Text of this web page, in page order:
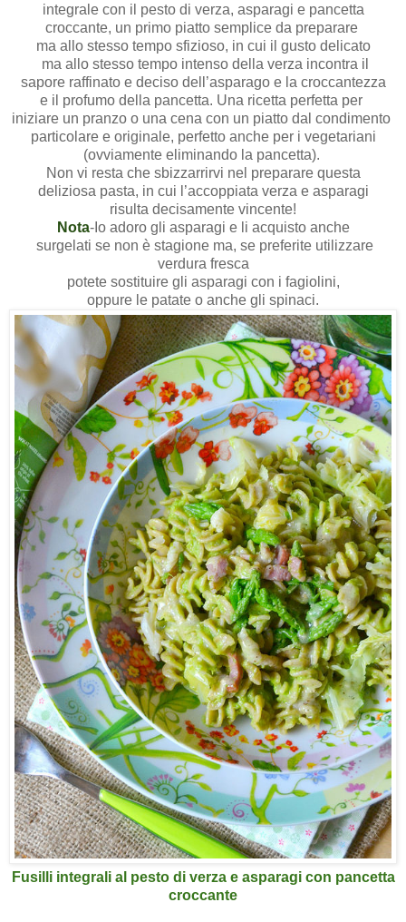
integrale con il pesto di verza, asparagi e pancetta
croccante, un primo piatto semplice da preparare
ma allo stesso tempo sfizioso, in cui il gusto delicato
ma allo stesso tempo intenso della verza incontra il
sapore raffinato e deciso dell’asparago e la croccantezza
e il profumo della pancetta. Una ricetta perfetta per
iniziare un pranzo o una cena con un piatto dal condimento
particolare e originale, perfetto anche per i vegetariani
(ovviamente eliminando la pancetta).
Non vi resta che sbizzarrirvi nel preparare questa
deliziosa pasta, in cui l’accoppiata verza e asparagi
risulta decisamente vincente!
Nota-Io adoro gli asparagi e li acquisto anche
surgelati se non è stagione ma, se preferite utilizzare
verdura fresca
potete sostituire gli asparagi con i fagiolini,
oppure le patate o anche gli spinaci.
Fusilli integrali al pesto di verza e asparagi con pancetta
croccante